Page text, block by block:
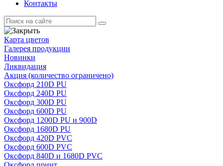
Контакты
Карта цветов
Галерея продукции
Новинки
Ликвидация
Акция (количество ограничено)
Оксфорд 210D PU
Оксфорд 240D PU
Оксфорд 300D PU
Оксфорд 600D PU
Оксфорд 1200D PU и 900D
Оксфорд 1680D PU
Оксфорд 420D PVC
Оксфорд 600D PVC
Оксфорд 840D и 1680D PVC